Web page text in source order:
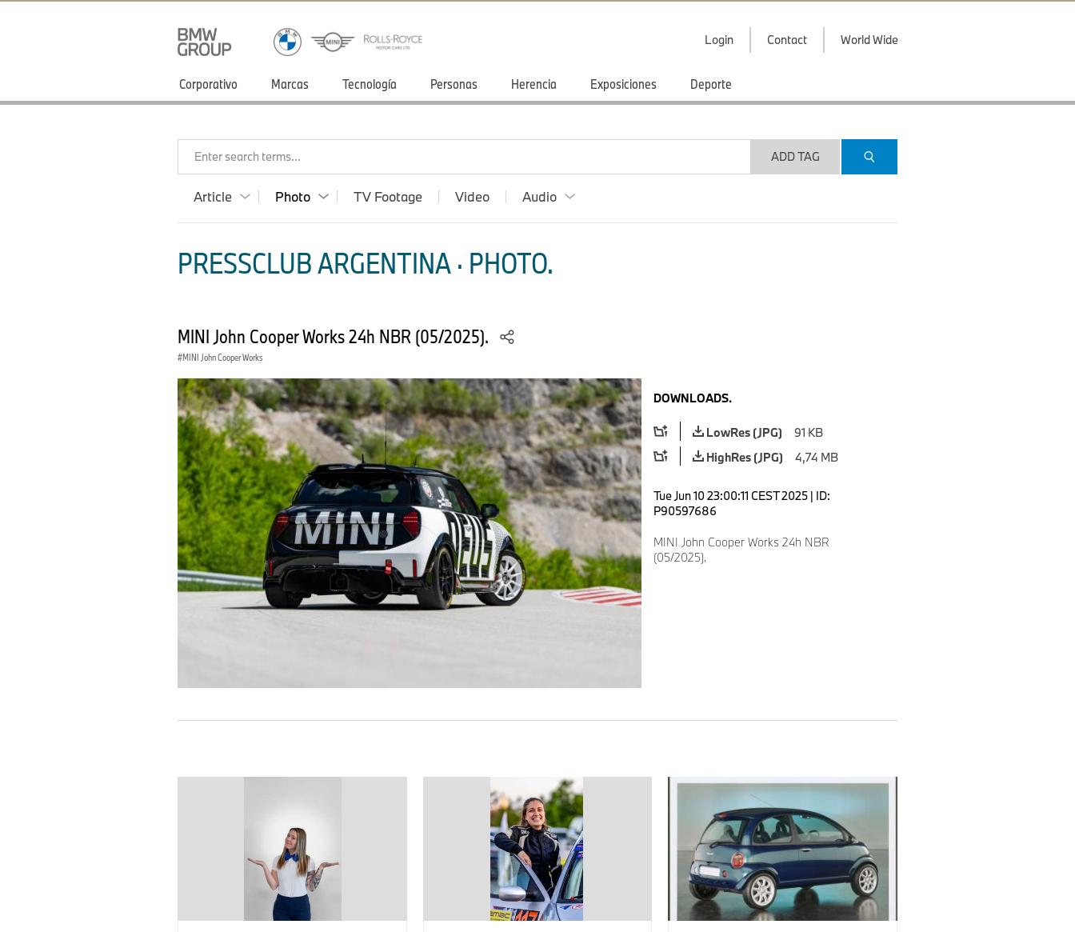
Login Contact World Wide
Corporativo Marcas Tecnología Personas Herencia Exposiciones Deporte
Enter search terms... ADD TAG
Article Photo TV Footage Video Audio
PRESSCLUB ARGENTINA · PHOTO.
MINI John Cooper Works 24h NBR (05/2025).
MINI John Cooper Works
DOWNLOADS.
LowRes (JPG)
91 KB
HighRes (JPG)
4,74 MB
Tue Jun 10 23:00:11 CEST 2025 | ID:
P90597686
MINI John Cooper Works 24h NBR
(05/2025).